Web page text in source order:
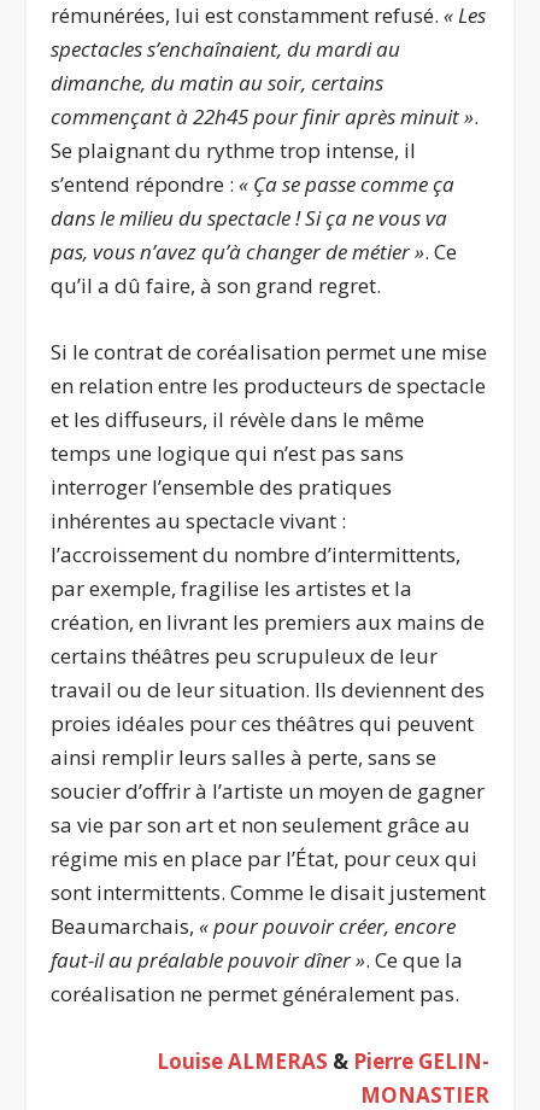
rémunérées, lui est constamment refusé.« Les
spectacles s’enchaînaient, du mardi au
dimanche, du matin au soir, certains
commençant à 22h45 pour finir après minuit ».
Se plaignant du rythme trop intense, il
s’entend répondre :« Ça se passe comme ça
dans le milieu du spectacle ! Si ça ne vous va
pas, vous n’avez qu’à changer de métier ». Ce
qu’il a dû faire, à son grand regret.
Si le contrat de coréalisation permet une mise
en relation entre les producteurs de spectacle
et les diffuseurs, il révèle dans le même
temps une logique qui n’est pas sans
interroger l’ensemble des pratiques
inhérentes au spectacle vivant :
l’accroissement du nombre d’intermittents,
par exemple, fragilise les artistes et la
création, en livrant les premiers aux mains de
certains théâtres peu scrupuleux de leur
travail ou de leur situation. Ils deviennent des
proies idéales pour ces théâtres qui peuvent
ainsi remplir leurs salles à perte, sans se
soucier d’offrir à l’artiste un moyen de gagner
sa vie par son art et non seulement grâce au
régime mis en place par l’État, pour ceux qui
sont intermittents. Comme le disait justement
Beaumarchais,« pour pouvoir créer, encore
faut-il au préalable pouvoir dîner ». Ce que la
coréalisation ne permet généralement pas.
Louise ALMERAS & Pierre GELIN-
MONASTIER